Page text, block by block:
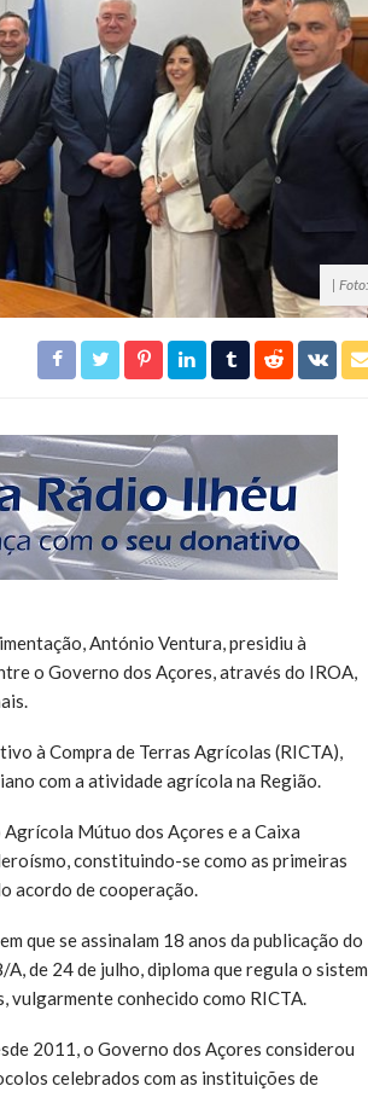
|
António Ventura, presidiu à
o Governo dos Açores, através do IROA,
à Compra de Terras Agrícolas (RICTA),
com a atividade agrícola na Região.
Mútuo dos Açores e a Caixa
constituindo-se como as primeiras
acordo de cooperação.
que se assinalam 18 anos da publicação do
de 24 de julho, diploma que regula o
vulgarmente conhecido como RICTA.
2011, o Governo dos Açores considerou
celebrados com as instituições de